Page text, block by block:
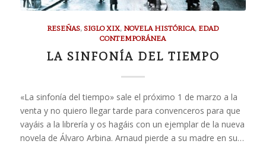
RESEÑAS, SIGLO XIX, NOVELA HISTÓRICA, EDAD
CONTEMPORÁNEA
LA SINFONÍA DEL TIEMPO
«La sinfonía del tiempo» sale el próximo 1 de marzo a la
venta y no quiero llegar tarde para convenceros para que
vayáis a la librería y os hagáis con un ejemplar de la nueva
novela de Álvaro Arbina. Arnaud pierde a su madre en su…